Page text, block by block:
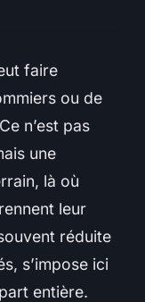
faire
ou de
n’est pas
une
là où
leur
réduite
s’impose ici
entière.